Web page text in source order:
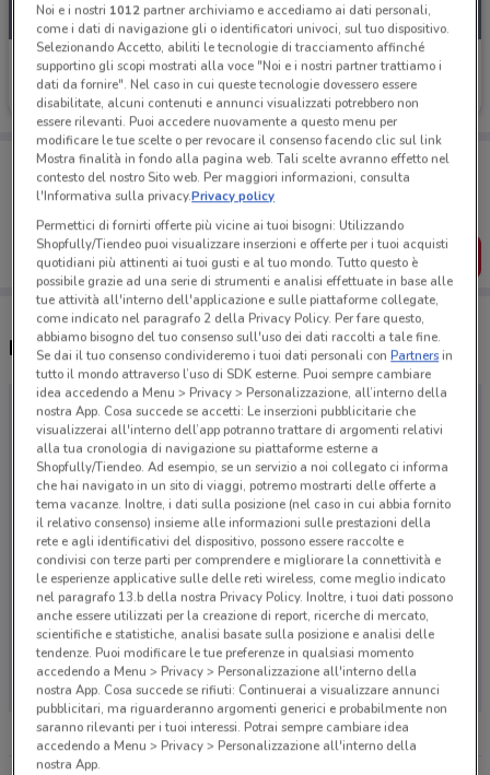
I viaggi del cavallino
Scade il 30/11
Porta DoveConviene sempre con te!
Puoi trovare le migliori offerte dei negozi vicino a te,
salvarle e creare la tua lista del risparmio, comodamente
SCARICA L’APP
Negozi I viaggi del cavallino a Ariccia
Non ci sono negozi nelle vicinanze
Noi e i nostri 1012partner archiviamo e accediamo ai dati personali,
come i dati di navigazione gli o identificatori univoci, sul tuo dispositivo.
Selezionando Accetto, abiliti le tecnologie di tracciamento affinché
supportino gli scopi mostrati alla voce "Noi e i nostri partner trattiamo i
dati da fornire". Nel caso in cui queste tecnologie dovessero essere
disabilitate, alcuni contenuti e annunci visualizzati potrebbero non
essere rilevanti. Puoi accedere nuovamente a questo menu per
modificare le tue scelte o per revocare il consenso facendo clic sul link
Mostra finalità in fondo alla pagina web. Tali scelte avranno effetto nel
contesto del nostro Sito web. Per maggiori informazioni, consulta
l'Informativa sulla privacy.Privacy policy
Permettici di fornirti offerte più vicine ai tuoi bisogni: Utilizzando
Shopfully/Tiendeo puoi visualizzare inserzioni e offerte per i tuoi acquisti
quotidiani più attinenti ai tuoi gusti e al tuo mondo. Tutto questo è
possibile grazie ad una serie di strumenti e analisi effettuate in base alle
tue attività all'interno dell'applicazione e sulle piattaforme collegate,
come indicato nel paragrafo 2 della Privacy Policy. Per fare questo,
abbiamo bisogno del tuo consenso sull'uso dei dati raccolti a tale fine.
Se dai il tuo consenso condivideremo i tuoi dati personali conPartnersin
tutto il mondo attraverso l’uso di SDK esterne. Puoi sempre cambiare
idea accedendo a Menu > Privacy > Personalizzazione, all’interno della
nostra App. Cosa succede se accetti: Le inserzioni pubblicitarie che
visualizzerai all'interno dell’app potranno trattare di argomenti relativi
alla tua cronologia di navigazione su piattaforme esterne a
Shopfully/Tiendeo. Ad esempio, se un servizio a noi collegato ci informa
che hai navigato in un sito di viaggi, potremo mostrarti delle offerte a
tema vacanze. Inoltre, i dati sulla posizione (nel caso in cui abbia fornito
il relativo consenso) insieme alle informazioni sulle prestazioni della
rete e agli identificativi del dispositivo, possono essere raccolte e
condivisi con terze parti per comprendere e migliorare la connettività e
le esperienze applicative sulle delle reti wireless, come meglio indicato
nel paragrafo 13.b della nostra Privacy Policy. Inoltre, i tuoi dati possono
anche essere utilizzati per la creazione di report, ricerche di mercato,
scientifiche e statistiche, analisi basate sulla posizione e analisi delle
tendenze. Puoi modificare le tue preferenze in qualsiasi momento
accedendo a Menu > Privacy > Personalizzazione all'interno della
nostra App. Cosa succede se rifiuti: Continuerai a visualizzare annunci
pubblicitari, ma riguarderanno argomenti generici e probabilmente non
saranno rilevanti per i tuoi interessi. Potrai sempre cambiare idea
accedendo a Menu > Privacy > Personalizzazione all'interno della
nostra App.